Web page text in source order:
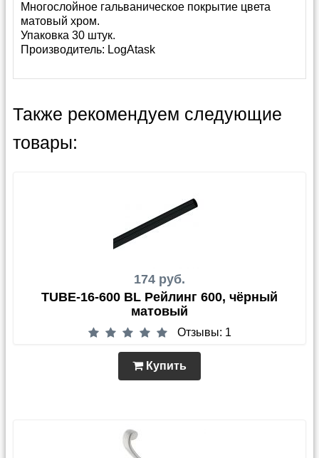
Многослойное гальваническое покрытие цвета
матовый хром.
Упаковка 30 штук.
Производитель: LogAtask
Также рекомендуем следующие
товары:
174 руб.
TUBE-16-600 BL Рейлинг 600, чёрный
матовый
Отзывы: 1
Купить